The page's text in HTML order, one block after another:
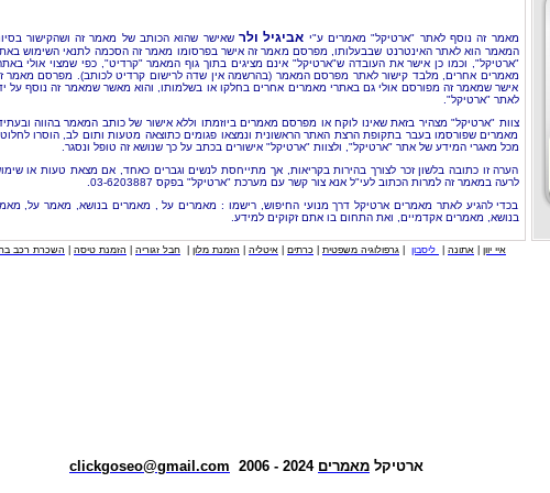
מאמר זה נוסף לאתר "ארטיקל" מאמרים ע"י אביגיל ולר שאישר שהוא הכותב של מאמר זה ושהקישור
המאמר הוא לאתר האינטרנט שבבעלותו, מפרסם מאמר זה אישר בפרסומו מאמר זה הסכמה לתנאי השימוש
"ארטיקל", וכמו כן אישר את העובדה ש"ארטיקל" אינם מציגים בתוך גוף המאמר "קרדיט", כפי שמצוי אולי
מאמרים אחרים, מלבד קישור לאתר מפרסם המאמר (בהרשמה אין שדה לרישום קרדיט לכותב). מפרסם מאמר
אישר שמאמר זה מפורסם אולי גם באתרי מאמרים אחרים בחלקו או בשלמותו, והוא מאשר שמאמר זה נוסף על
לאתר "ארטיקל".
צוות "ארטיקל" מצהיר בזאת שאינו לוקח או מפרסם מאמרים ביוזמתו וללא אישור של כותב המאמר בהווה
מאמרים שפורסמו בעבר בתקופת הרצת האתר הראשונית ונמצאו פגומים כתוצאה מטעות ותום לב, הוסרו
מכל מאגרי המידע של אתר "ארטיקל", ולצוות "ארטיקל" אישורים בכתב על כך שנושא זה טופל ונסגר.
הערה זו כתובה בלשון זכר לצורך בהירות בקריאות, אך מתייחסת לנשים וגברים כאחד, אם מצאת טעות או
לרעה במאמר זה למרות הכתוב לעי"ל אנא צור קשר עם מערכת "ארטיקל" בפקס 03-6203887.
בכדי להגיע לאתר מאמרים ארטיקל דרך מנועי החיפוש, רישמו : מאמרים על , מאמרים בנושא, מאמר על,
בנושא, מאמרים אקדמיים, ואת התחום בו אתם זקוקים למידע.
איי יוון אתונה ליסבון גרפולוגיה משפטית כרתים איטליה הזמנת מלון חבל זגוריה הזמנת טיסה השכרת רכב
ארטיקל מאמרים 2024 - 2006
clickgoseo@gmail.com